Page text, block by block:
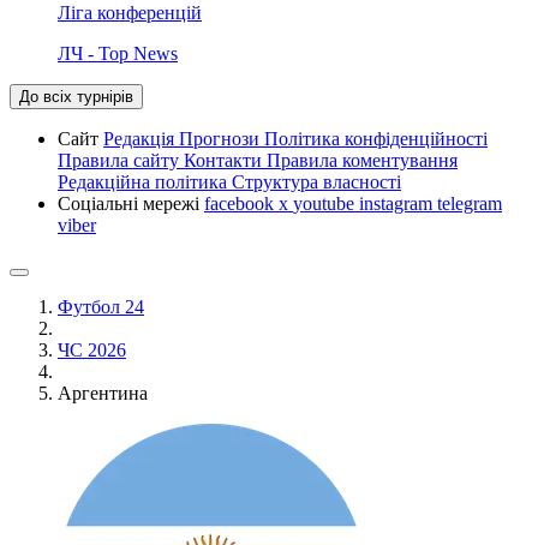
Ліга конференцій
ЛЧ - Top News
До всіх турнірів
Сайт Редакція Прогнози Політика конфіденційності
Правила сайту Контакти Правила коментування
Редакційна політика Структура власності
Соціальні мережі facebook x youtube instagram telegram
viber
Футбол 24
ЧС 2026
Аргентина